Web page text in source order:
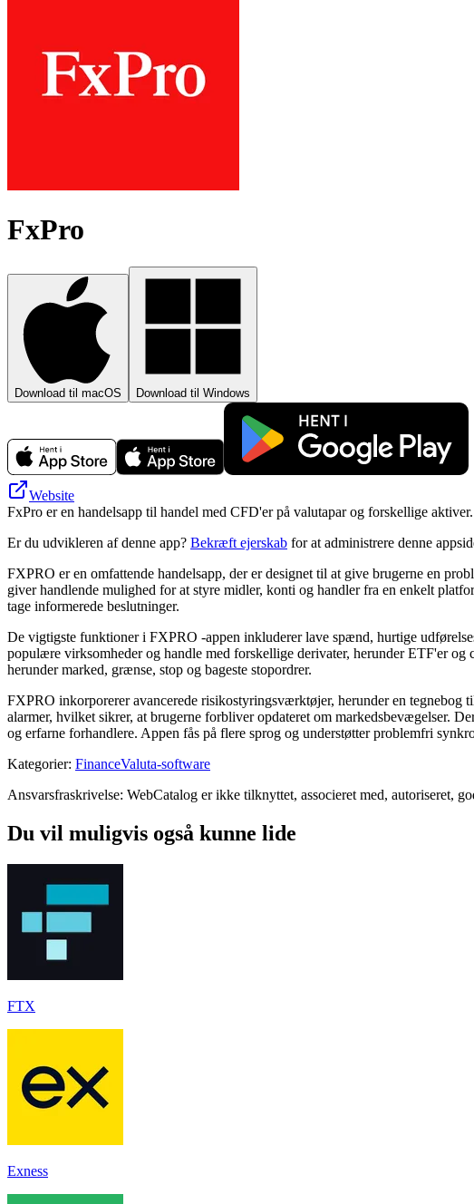
FxPro
Download til macOS Download til Windows
Website
FxPro er en handelsapp til handel med CFD'er på valutapar og forskellige
Er du udvikleren af denne app? Bekræft ejerskab for at administrere denne
FXPRO er en omfattende handelsapp, der er designet til at give brugerne en
giver handlende mulighed for at styre midler, konti og handler fra en enkelt
tage informerede beslutninger.
De vigtigste funktioner i FXPRO -appen inkluderer lave spænd, hurtige
populære virksomheder og handle med forskellige derivater, herunder ETF'er og
herunder marked, grænse, stop og bageste stopordrer.
FXPRO inkorporerer avancerede risikostyringsværktøjer, herunder en
alarmer, hvilket sikrer, at brugerne forbliver opdateret om markedsbevægelser.
og erfarne forhandlere. Appen fås på flere sprog og understøtter problemfri
Kategorier: FinanceValuta-software
Ansvarsfraskrivelse: WebCatalog er ikke tilknyttet, associeret med, autoriseret,
Du vil muligvis også kunne lide
FTX
Exness